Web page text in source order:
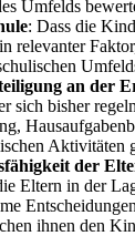
Umfelds
: Dass die
relevanter
an der
sich bisher
Aktivitäten
der
Eltern in der
ihnen den